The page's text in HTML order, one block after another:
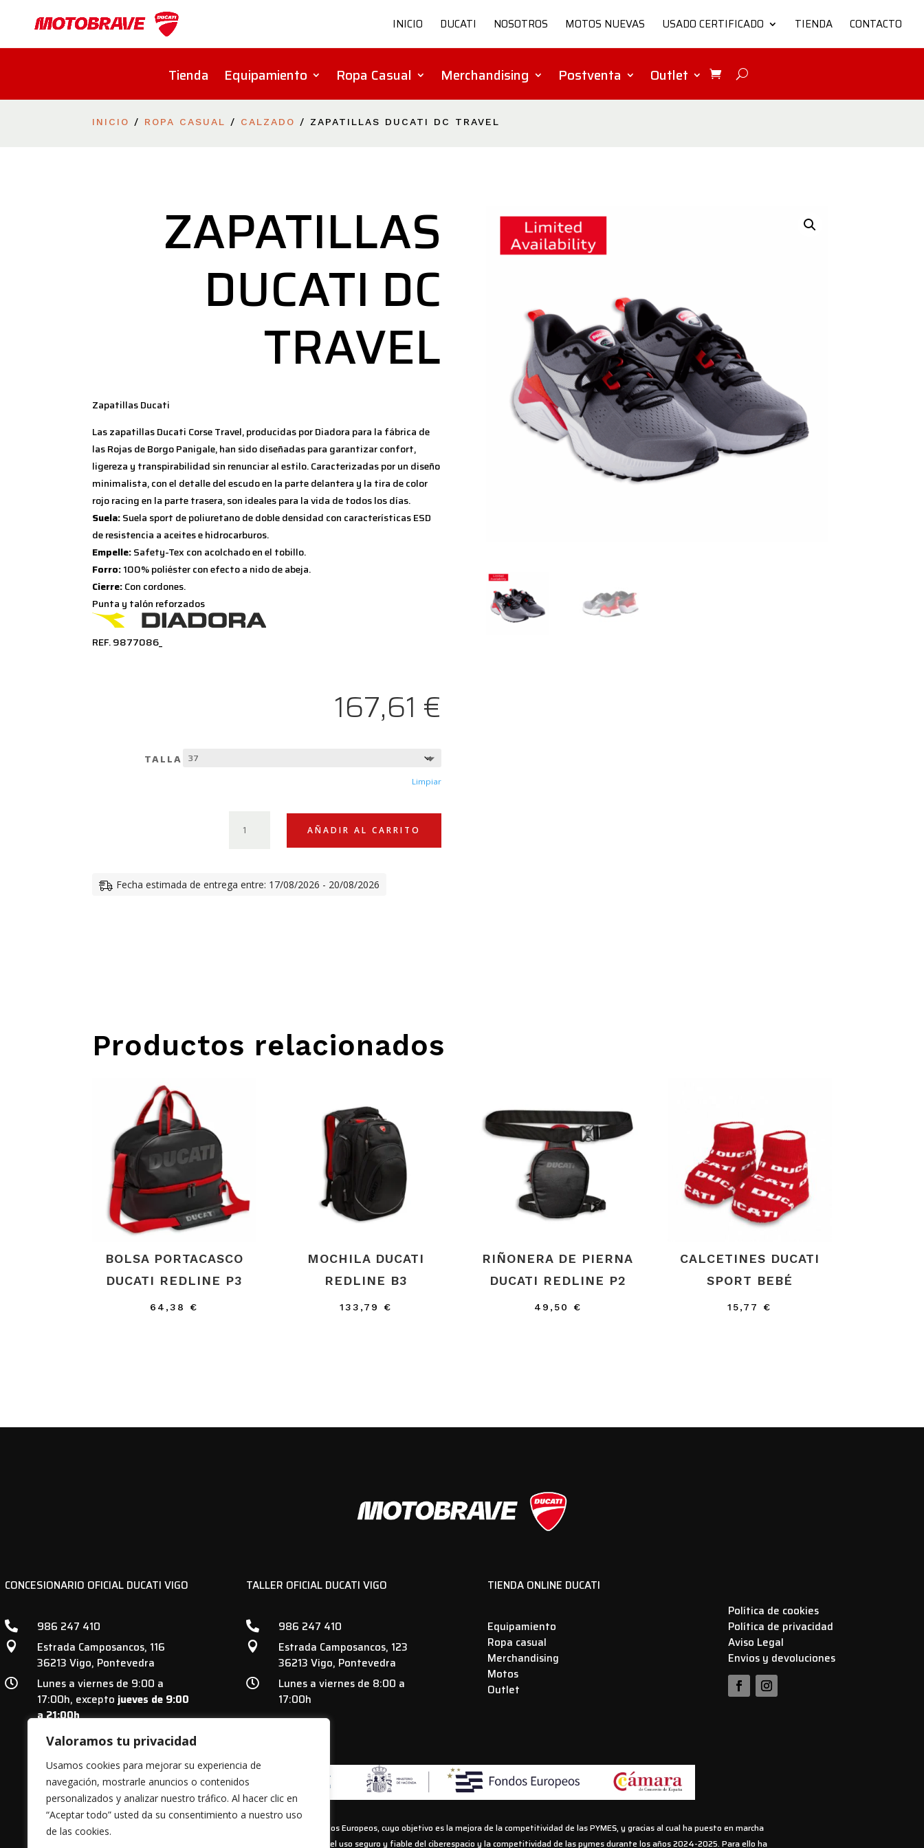
Valoramos tu privacidad
Usamos cookies para mejorar su experiencia de
navegación, mostrarle anuncios o contenidos
personalizados y analizar nuestro tráfico. Al hacer clic en
“Aceptar todo” usted da su consentimiento a nuestro uso
de las cookies.
INICIO DUCATI NOSOTROS MOTOS NUEVAS USADO CERTIFICADO TIENDA CONTACTO
Tienda Equipamiento Ropa Casual Merchandising Postventa Outlet
INICIO / ROPA CASUAL / CALZADO / ZAPATILLAS DUCATI DC TRAVEL
ZAPATILLAS
DUCATI DC
TRAVEL
Zapatillas Ducati
Las zapatillas Ducati Corse Travel, producidas por Diadora para la fábrica de
las Rojas de Borgo Panigale, han sido diseñadas para garantizar confort,
ligereza y transpirabilidad sin renunciar al estilo. Caracterizadas por un diseño
minimalista, con el detalle del escudo en la parte delantera y la tira de color
rojo racing en la parte trasera, son ideales para la vida de todos los días.
Suela:Suela sport de poliuretano de doble densidad con características ESD
de resistencia a aceites e hidrocarburos.
Empelle:Safety-Tex con acolchado en el tobillo.
Forro:100% poliéster con efecto a nido de abeja.
Cierre:Con cordones.
Punta y talón reforzados
REF. 9877086_
167,61 €
TALLA
Limpiar
DUCATI
CANTIDAD
AÑADIR AL CARRITO
Fecha estimada de entrega entre: 17/08/2026 - 20/08/2026
Productos relacionados
BOLSA PORTACASCO
DUCATI REDLINE P3
64,38 €
MOCHILA DUCATI
REDLINE B3
133,79 €
RIÑONERA DE PIERNA
DUCATI REDLINE P2
49,50 €
CALCETINES DUCATI
SPORT BEBÉ
15,77 €
CONCESIONARIO OFICIAL DUCATI VIGO
 986 247 410

Estrada Camposancos, 116
36213 Vigo, Pontevedra

Lunes a viernes de 9:00 a
17:00h, excepto jueves de 9:00
a 21:00h
TALLER OFICIAL DUCATI VIGO
 986 247 410

Estrada Camposancos, 123
36213 Vigo, Pontevedra

Lunes a viernes de 8:00 a
17:00h
TIENDA ONLINE DUCATI
Equipamiento
Ropa casual
Merchandising
Motos
Outlet
Política de cookies
Política de privacidad
Aviso Legal
Envios y devoluciones
D&S MOTOS S.L. ha sido beneficiaria de Fondos Europeos, cuyo objetivo es la mejora de la competitividad de las PYMES, y gracias al cual ha puesto en marcha
un Plan de Acción con el objetivo de impulsar el uso seguro y fiable del ciberespacio y la competitividad de las pymes durante los años 2024-2025. Para ello ha